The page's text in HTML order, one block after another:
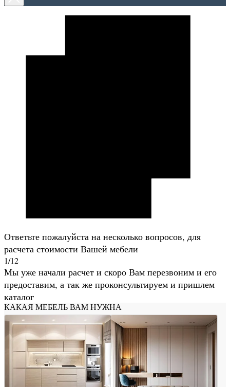
Ответьте пожалуйста на несколько вопросов, для
расчета стоимости Вашей мебели
1/12
Мы уже начали расчет и скоро Вам перезвоним и его
предоставим, а так же проконсультируем и пришлем
каталог
КАКАЯ МЕБЕЛЬ ВАМ НУЖНА